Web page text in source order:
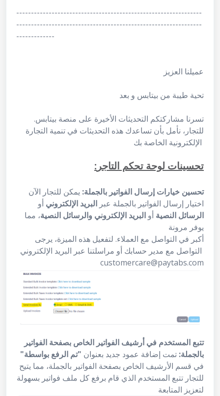
---------------------------------------------------------------
---------------------------------------------------------------
-------------
عميلنا العزيز
تحية طيبة من بيتابس و بعد
.تسرنا مشاركتكم التحديثات الأخيرة على منصة بيتابس
للتجار، نأمل بأن تساعدك هذه التحديثات في تنمية التجارة
:تحسينات لوحة تحكم التاجر
تحسين خيارات إرسال الفواتير بالجملة: يمكن للتجار الآن
اختيار إرسال الفواتير بالجملة عبر البريد الإلكتروني أو
الرسائل النصية أو البريد الإلكتروني والرسائل النصية، مما
يوفر مرونة
customercare@paytabs.com
تتبع المستخدم في أرشيف الفواتير الخاص بصفحة الفواتير
بالجملة: تمت إضافة عمود جديد بعنوان "تم الرفع بواسطة"
في قسم الأرشيف الخاص بصفحة الفواتير بالجملة، مما يتيح
للتجار تتبع المستخدم الذي قام برفع كل ملف فواتير بسهولة
لتعزيز المتابعة